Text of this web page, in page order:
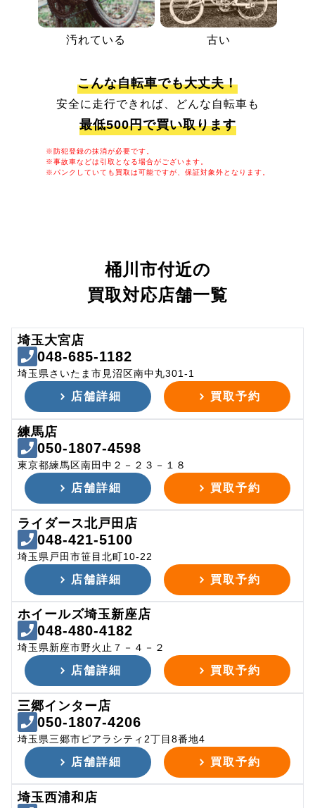
汚れている 古い
こんな自転車でも大丈夫！
安全に走行できれば、どんな自転車も
最低500円で買い取ります
※防犯登録の抹消が必要です。
※事故車などは引取となる場合がございます。
※パンクしていても買取は可能ですが、保証対象外となります。
桶川市付近の
買取対応店舗一覧
埼玉大宮店
048-685-1182
埼玉県さいたま市見沼区南中丸301-1
店舗詳細 買取予約
練馬店
050-1807-4598
東京都練馬区南田中２－２３－１８
店舗詳細 買取予約
ライダース北戸田店
048-421-5100
埼玉県戸田市笹目北町10-22
店舗詳細 買取予約
ホイールズ埼玉新座店
048-480-4182
埼玉県新座市野火止７－４－２
店舗詳細 買取予約
三郷インター店
050-1807-4206
埼玉県三郷市ピアラシティ2丁目8番地4
店舗詳細 買取予約
埼玉西浦和店